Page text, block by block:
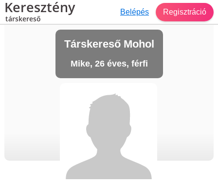
Keresztény
társkereső
Belépés Regisztráció
Társkereső Mohol
Mike, 26 éves, férfi